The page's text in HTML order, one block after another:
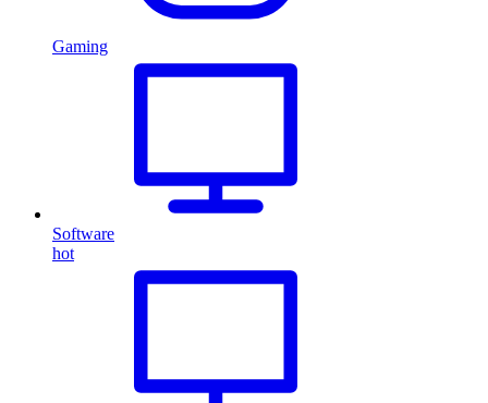
Gaming
Software
hot